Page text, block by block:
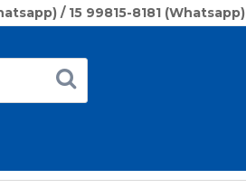
/ 15 99815-8181 (Whatsapp)